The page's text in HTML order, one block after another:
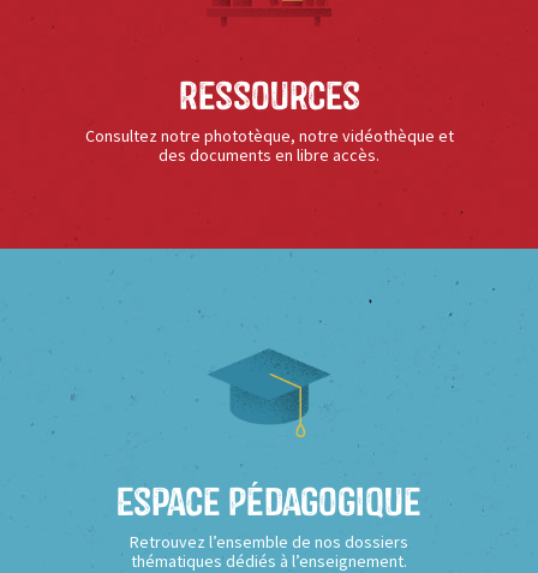
Ressources
Consultez notre phototèque, notre vidéothèque et
des documents en libre accès.
Espace Pédagogique
Retrouvez l’ensemble de nos dossiers
thématiques dédiés à l’enseignement.